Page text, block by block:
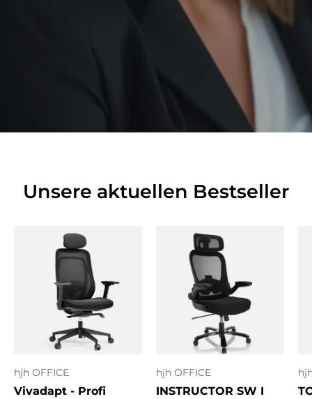
Unsere aktuellen Bestseller
hjh OFFICE
Vivadapt - Profi
hjh OFFICE
INSTRUCTOR SW I